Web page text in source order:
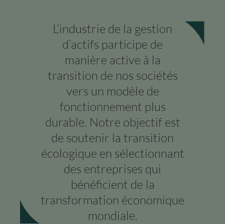
L’industrie de la gestion
d’actifs participe de
manière active à la
transition de nos sociétés
vers un modèle de
fonctionnement plus
durable. Notre objectif est
de soutenir la transition
écologique en sélectionnant
des entreprises qui
bénéficient de la
transformation économique
mondiale.